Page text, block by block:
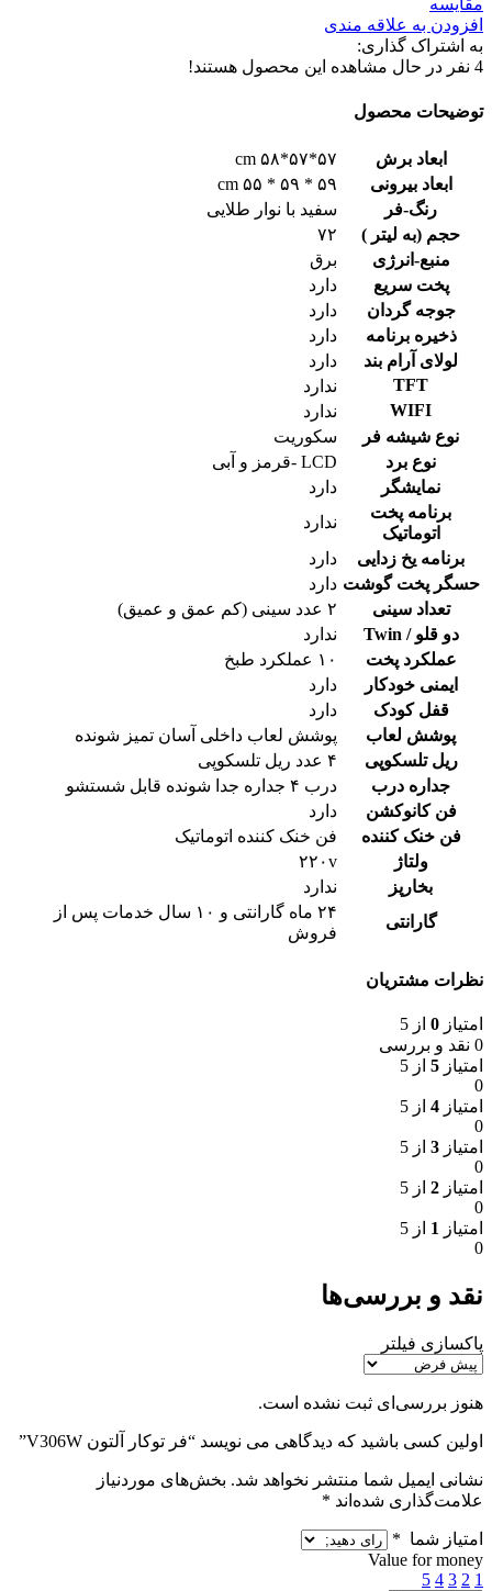
مقایسه
افزودن به علاقه مندی
به اشتراک گذاری:
4 نفر در حال مشاهده این محصول هستند!
توضیحات محصول
ابعاد برش
۵۷*۵۷*۵۸ cm
ابعاد بیرونی
۵۹ * ۵۹ * ۵۵ cm
رنگ-فر
سفید با نوار طلایی
حجم (به لیتر )
۷۲
منبع-انرژی
برق
پخت سریع
دارد
جوجه گردان
دارد
ذخیره برنامه
دارد
لولای آرام بند
دارد
TFT
ندارد
WIFI
ندارد
نوع شیشه فر
سکوریت
نوع برد
LCD -قرمز و آبی
نمایشگر
دارد
برنامه پخت
اتوماتیک
ندارد
برنامه یخ زدایی
دارد
حسگر پخت گوشت دارد
تعداد سینی
۲ عدد سینی (کم عمق و عمیق)
دو قلو / Twin
ندارد
عملکرد پخت
۱۰ عملکرد طبخ
ایمنی خودکار
دارد
قفل کودک
دارد
پوشش لعاب
پوشش لعاب داخلی آسان تمیز شونده
ریل تلسکوپی
۴ عدد ریل تلسکوپی
جداره درب
درب ۴ جداره جدا شونده قابل شستشو
فن کانوکشن
دارد
فن خنک کننده
فن خنک کننده اتوماتیک
ولتاژ
۲۲۰v
بخارپز
ندارد
گارانتی
۲۴ ماه گارانتی و ۱۰ سال خدمات پس از
فروش
نظرات مشتریان
امتیاز 0 از 5
0 نقد و بررسی
امتیاز 5 از 5
0
امتیاز 4 از 5
0
امتیاز 3 از 5
0
امتیاز 2 از 5
0
امتیاز 1 از 5
0
نقد و بررسی‌ها
پاکسازی فیلتر
هنوز بررسی‌ای ثبت نشده است.
اولین کسی باشید که دیدگاهی می نویسد “فر توکار آلتون V306W”
نشانی ایمیل شما منتشر نخواهد شد. بخش‌های موردنیاز
علامت‌گذاری شده‌اند *
امتیاز شما *
Value for money
1
2
3
4
5